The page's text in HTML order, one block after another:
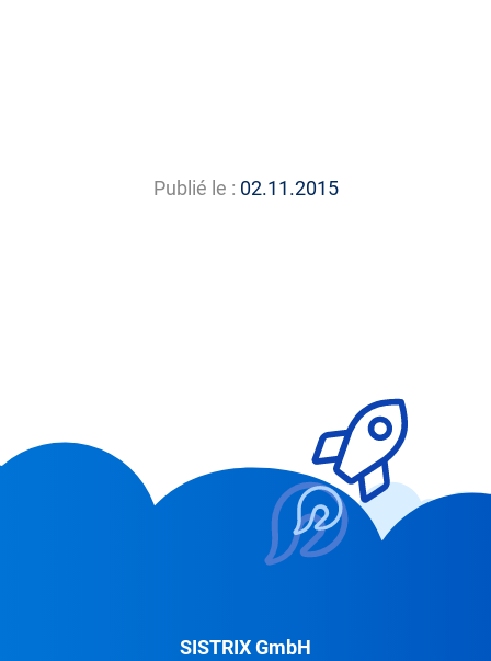
Publié le : 02.11.2015
SISTRIX GmbH